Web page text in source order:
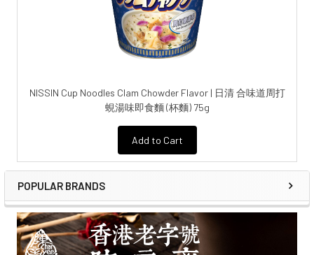
NISSIN Cup Noodles Clam Chowder Flavor | 日清 合味道周打
蜆湯味即食麵 (杯麵) 75g
Add to Cart
POPULAR BRANDS